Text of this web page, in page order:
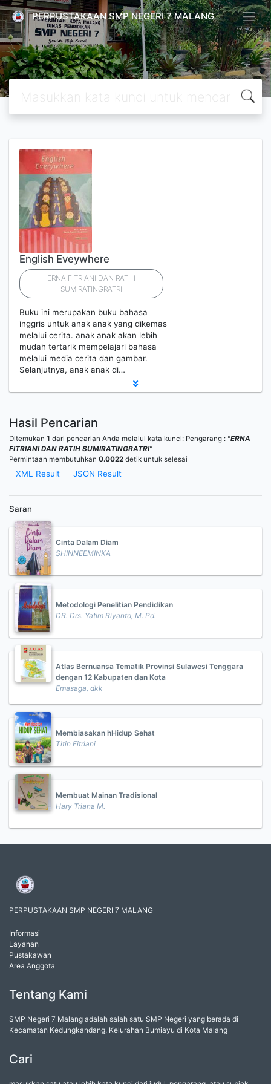
PERPUSTAKAAN SMP NEGERI 7 MALANG
English Eveywhere
ERNA FITRIANI DAN RATIH
SUMIRATINGRATRI
Buku ini merupakan buku bahasa
inggris untuk anak anak yang dikemas
melalui cerita. anak anak akan lebih
mudah tertarik mempelajari bahasa
melalui media cerita dan gambar.
Selanjutnya, anak anak di…
Hasil Pencarian
Ditemukan 1 dari pencarian Anda melalui kata kunci: Pengarang : "ERNA
FITRIANI DAN RATIH SUMIRATINGRATRI"
Permintaan membutuhkan 0.0022 detik untuk selesai
XML Result JSON Result
Saran
Cinta Dalam Diam
SHINNEEMINKA
Metodologi Penelitian Pendidikan
DR. Drs. Yatim Riyanto, M. Pd.
Atlas Bernuansa Tematik Provinsi Sulawesi Tenggara
dengan 12 Kabupaten dan Kota
Emasaga, dkk
Membiasakan hHidup Sehat
Titin Fitriani
Membuat Mainan Tradisional
Hary Triana M.
PERPUSTAKAAN SMP NEGERI 7 MALANG
Informasi
Layanan
Pustakawan
Area Anggota
Tentang Kami
SMP Negeri 7 Malang adalah salah satu SMP Negeri yang berada di
Kecamatan Kedungkandang, Kelurahan Bumiayu di Kota Malang
Cari